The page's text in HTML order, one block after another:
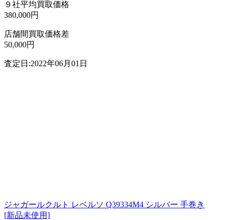
９社平均買取価格
380,000円
店舗間買取価格差
50,000円
査定日:2022年06月01日
ジャガールクルト レベルソ Q39334M4 シルバー 手巻き
[新品未使用]